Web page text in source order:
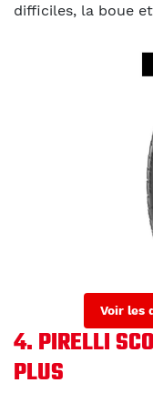
difficiles, la boue
Voir les
4. PIRELLI
PLUS